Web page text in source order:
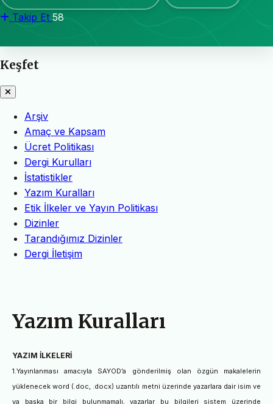
Takip Et 58
Keşfet
Arşiv
Amaç ve Kapsam
Ücret Politikası
Dergi Kurulları
İstatistikler
Yazım Kuralları
Etik İlkeler ve Yayın Politikası
Dizinler
Tarandığımız Dizinler
Dergi İletişim
Yazım Kuralları
YAZIM İLKELERİ
1.Yayınlanması amacıyla SAYOD’a gönderilmiş olan özgün makalelerin
yüklenecek word (.doc, .docx) uzantılı metni üzerinde yazarlara dair isim ve
ya başka bir bilgi bulunmamalı, yazarlar bu bilgileri sistem üzerinde